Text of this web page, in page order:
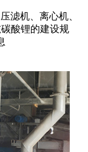
滤机、离心机、
酸锂的建设规